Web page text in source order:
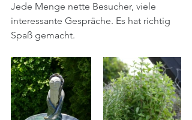
Jede Menge nette Besucher, viele
interessante Gespräche. Es hat richtig
Spaß gemacht.